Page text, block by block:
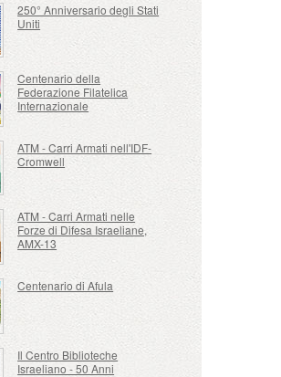
250° Anniversario degli Stati
Uniti
Centenario della
Federazione Filatelica
Internazionale
ATM - Carri Armati nell'IDF-
Cromwell
ATM - Carri Armati nelle
Forze di Difesa Israeliane,
AMX-13
Centenario di Afula
Il Centro Biblioteche
Israeliano - 50 Anni